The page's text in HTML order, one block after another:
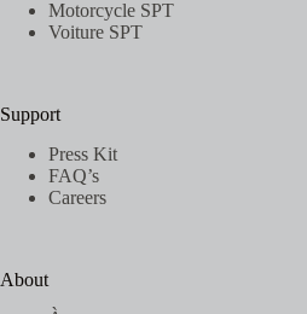
Motorcycle SPT
Voiture SPT
Support
Press Kit
FAQ’s
Careers
About